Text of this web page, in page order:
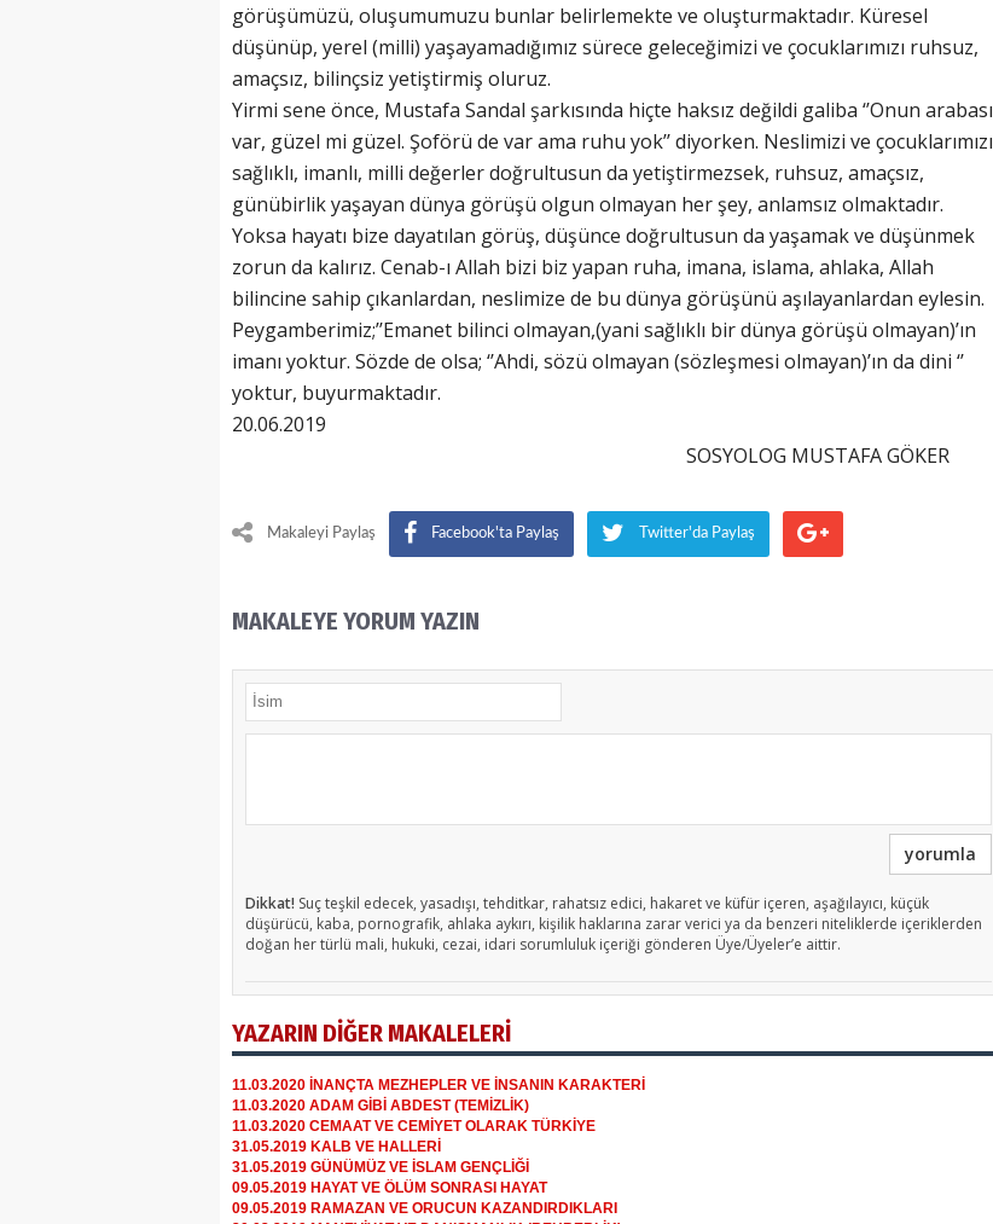
görüşümüzü, oluşumumuzu bunlar belirlemekte ve oluşturmaktadır. Küresel
düşünüp, yerel (milli) yaşayamadığımız sürece geleceğimizi ve çocuklarımızı ruhsuz,
amaçsız, bilinçsiz yetiştirmiş oluruz.
Yirmi sene önce, Mustafa Sandal şarkısında hiçte haksız değildi galiba ‘’Onun arabası
var, güzel mi güzel. Şoförü de var ama ruhu yok’’ diyorken. Neslimizi ve çocuklarımızı
sağlıklı, imanlı, milli değerler doğrultusun da yetiştirmezsek, ruhsuz, amaçsız,
günübirlik yaşayan dünya görüşü olgun olmayan her şey, anlamsız olmaktadır.
Yoksa hayatı bize dayatılan görüş, düşünce doğrultusun da yaşamak ve düşünmek
zorun da kalırız. Cenab-ı Allah bizi biz yapan ruha, imana, islama, ahlaka, Allah
bilincine sahip çıkanlardan, neslimize de bu dünya görüşünü aşılayanlardan eylesin.
Peygamberimiz;’’Emanet bilinci olmayan,(yani sağlıklı bir dünya görüşü olmayan)’ın
imanı yoktur. Sözde de olsa; ‘’Ahdi, sözü olmayan (sözleşmesi olmayan)’ın da dini ‘’
yoktur, buyurmaktadır.
20.06.2019
SOSYOLOG MUSTAFA GÖKER
Makaleyi Paylaş Facebook'ta Paylaş Twitter'da Paylaş
MAKALEYE YORUM YAZIN
yorumla
Dikkat! Suç teşkil edecek, yasadışı, tehditkar, rahatsız edici, hakaret ve küfür içeren, aşağılayıcı, küçük
düşürücü, kaba, pornografik, ahlaka aykırı, kişilik haklarına zarar verici ya da benzeri niteliklerde içeriklerden
doğan her türlü mali, hukuki, cezai, idari sorumluluk içeriği gönderen Üye/Üyeler’e aittir.
YAZARIN DİĞER MAKALELERİ
11.03.2020 İNANÇTA MEZHEPLER VE İNSANIN KARAKTERİ
11.03.2020 ADAM GİBİ ABDEST (TEMİZLİK)
11.03.2020 CEMAAT VE CEMİYET OLARAK TÜRKİYE
31.05.2019 KALB VE HALLERİ
31.05.2019 GÜNÜMÜZ VE İSLAM GENÇLİĞİ
09.05.2019 HAYAT VE ÖLÜM SONRASI HAYAT
09.05.2019 RAMAZAN VE ORUCUN KAZANDIRDIKLARI